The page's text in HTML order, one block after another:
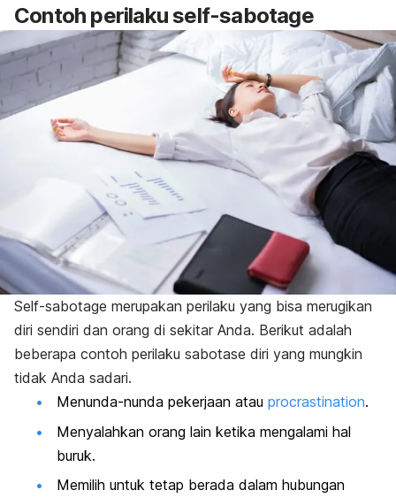
Contoh perilakuself-sabotage
Self-sabotage merupakan perilaku yang bisa merugikan
diri sendiri dan orang di sekitar Anda. Berikut adalah
beberapa contoh perilaku sabotase diri yang mungkin
tidak Anda sadari.
Menunda-nunda pekerjaan atau procrastination.
Menyalahkan orang lain ketika mengalami hal
buruk.
Memilih untuk tetap berada dalam hubungan